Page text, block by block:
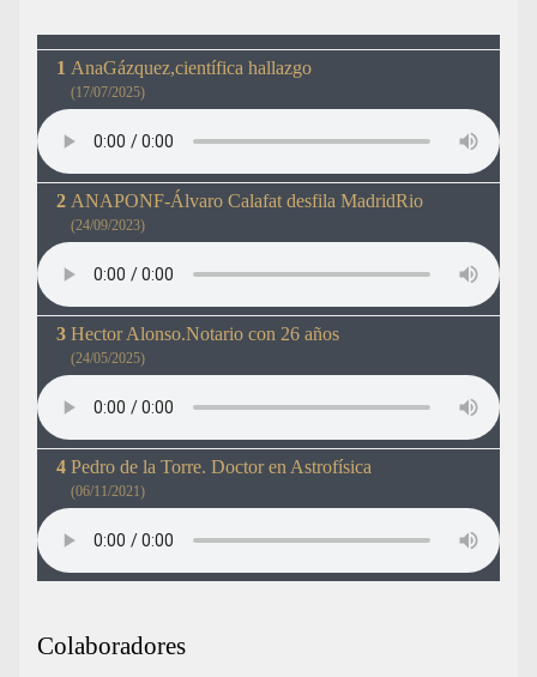
AnaGázquez,científica hallazgo
(17/07/2025)
ANAPONF-Álvaro Calafat desfila MadridRio
(24/09/2023)
Hector Alonso.Notario con 26 años
(24/05/2025)
Pedro de la Torre. Doctor en Astrofísica
(06/11/2021)
Colaboradores